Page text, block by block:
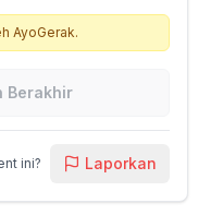
AyoGerak.
Berakhir
ini? Laporkan